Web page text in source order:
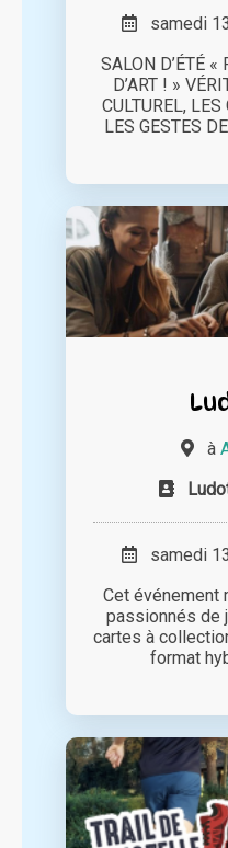
samedi 13
SALON D’ÉTÉ «
D’ART ! »
CULTUREL, LES
LES GESTES DE
à
samedi 13
Cet événement
passionnés de
cartes à
format